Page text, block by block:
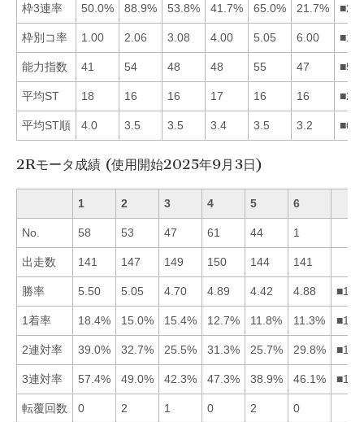
枠3連率 50.0% 88.9% 53.8% 41.7% 65.0% 21.7%
枠別コ率 1.00 2.06 3.08 4.00 5.05 6.00
能力指数 41 54 48 48 55 47
平均ST 18 16 16 17 16 16
平均ST順 4.0 3.5 3.5 3.4 3.5 3.2
2Rモータ成績 (使用開始2025年9月3日)
1 2 3 4 5 6
No. 58 53 47 61 44 1
出走数 141 147 149 150 144 141
勝率 5.50 5.05 4.70 4.89 4.42 4.88
1着率 18.4% 15.0% 15.4% 12.7% 11.8% 11.3%
2連対率 39.0% 32.7% 25.5% 31.3% 25.7% 29.8%
3連対率 57.4% 49.0% 42.3% 47.3% 38.9% 46.1%
転覆回数 0 2 1 0 2 0